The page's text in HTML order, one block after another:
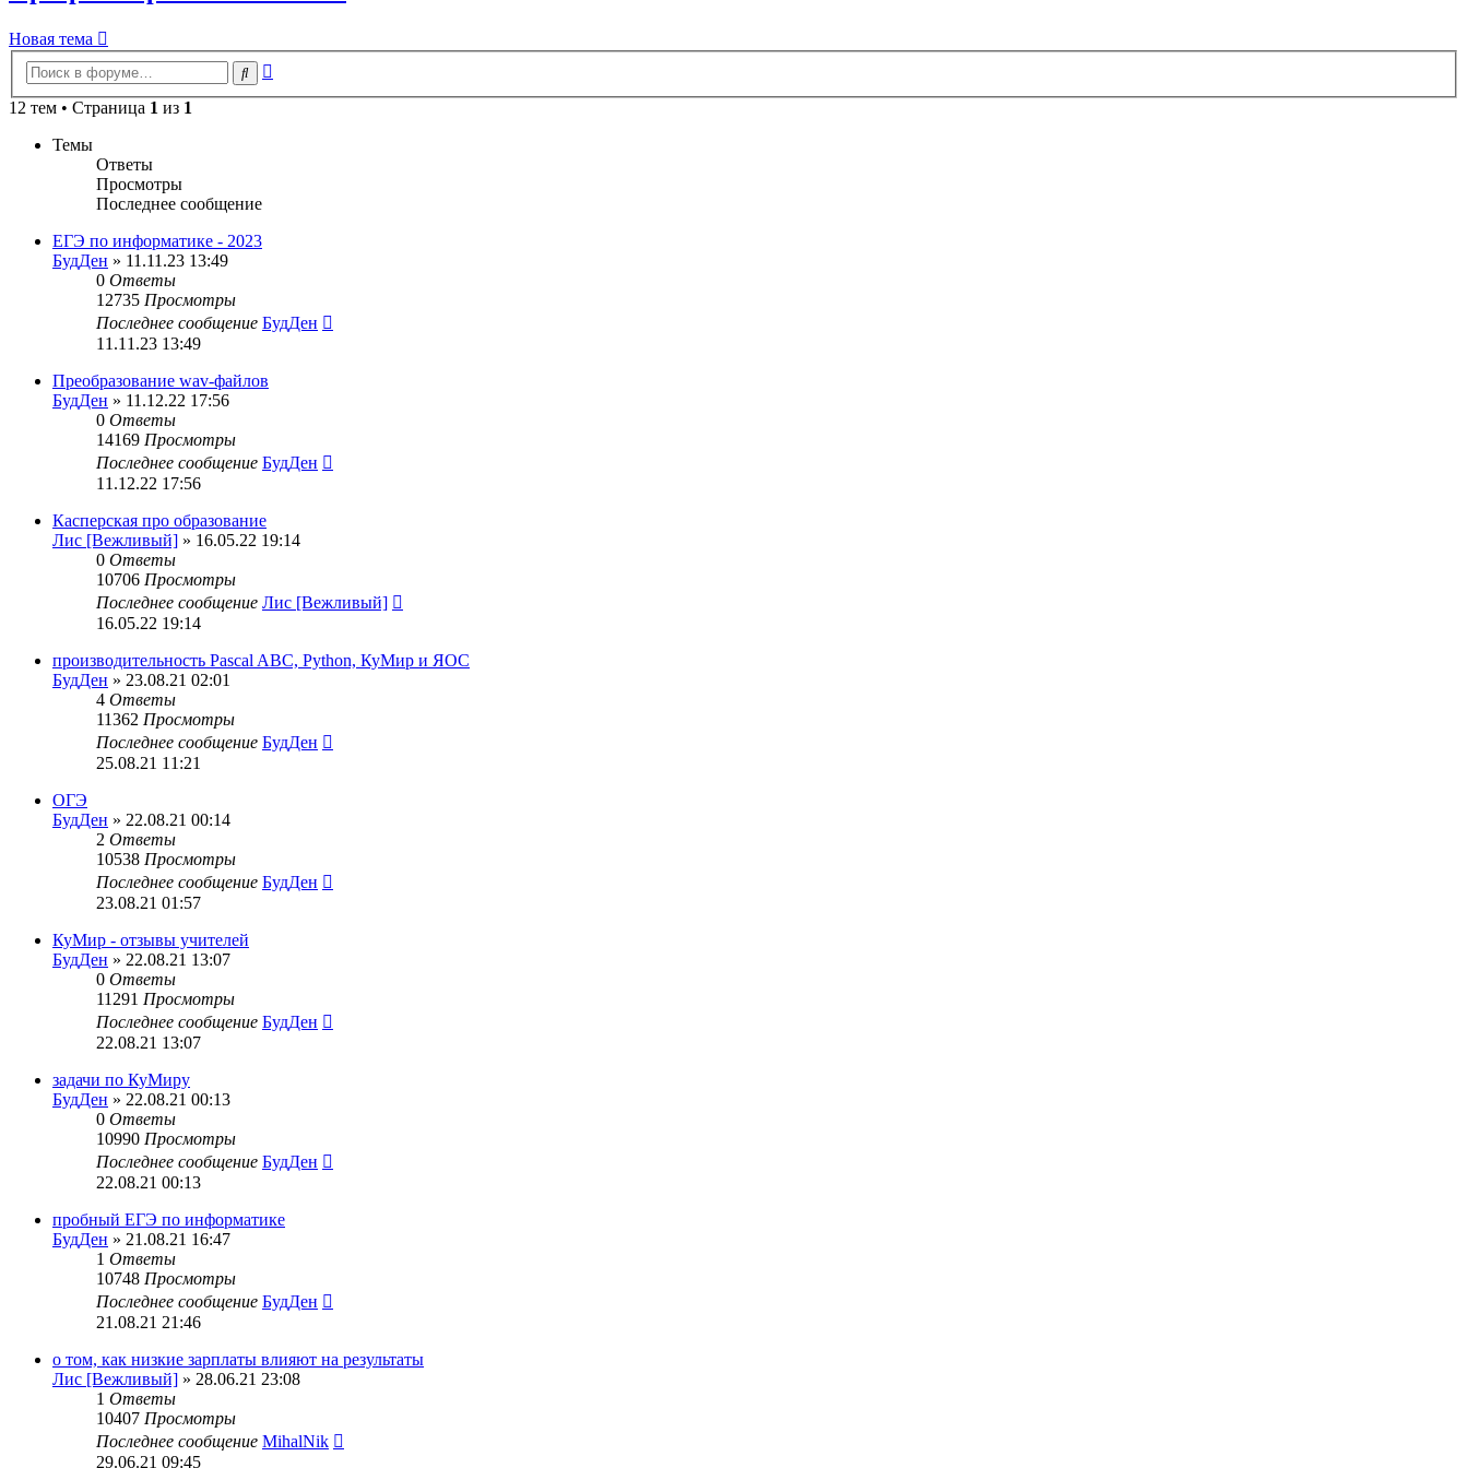
Новая тема
Поиск
12 тем • Страница 1 из 1
Темы
Ответы
Просмотры
Последнее сообщение
ЕГЭ по информатике - 2023
БудДен » 11.11.23 13:49
0 Ответы
12735 Просмотры
Последнее сообщение БудДен
11.11.23 13:49
Преобразование wav-файлов
БудДен » 11.12.22 17:56
0 Ответы
14169 Просмотры
Последнее сообщение БудДен
11.12.22 17:56
Касперская про образование
Лис [Вежливый] » 16.05.22 19:14
0 Ответы
10706 Просмотры
Последнее сообщение Лис [Вежливый]
16.05.22 19:14
производительность Pascal ABC, Python, КуМир и ЯОС
БудДен » 23.08.21 02:01
4 Ответы
11362 Просмотры
Последнее сообщение БудДен
25.08.21 11:21
ОГЭ
БудДен » 22.08.21 00:14
2 Ответы
10538 Просмотры
Последнее сообщение БудДен
23.08.21 01:57
КуМир - отзывы учителей
БудДен » 22.08.21 13:07
0 Ответы
11291 Просмотры
Последнее сообщение БудДен
22.08.21 13:07
задачи по КуМиру
БудДен » 22.08.21 00:13
0 Ответы
10990 Просмотры
Последнее сообщение БудДен
22.08.21 00:13
пробный ЕГЭ по информатике
БудДен » 21.08.21 16:47
1 Ответы
10748 Просмотры
Последнее сообщение БудДен
21.08.21 21:46
о том, как низкие зарплаты влияют на результаты
Лис [Вежливый] » 28.06.21 23:08
1 Ответы
10407 Просмотры
Последнее сообщение MihalNik
29.06.21 09:45